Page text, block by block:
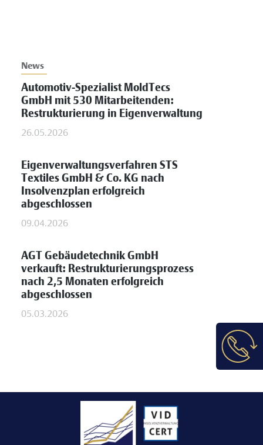
News
Automotiv-Spezialist MoldTecs
GmbH mit 530 Mitarbeitenden:
Restrukturierung in Eigenverwaltung
26.05.2026
Eigenverwaltungsverfahren STS
Textiles GmbH & Co. KG nach
Insolvenzplan erfolgreich
abgeschlossen
09.04.2026
AGT Gebäudetechnik GmbH
verkauft: Restrukturierungsprozess
nach 2,5 Monaten erfolgreich
abgeschlossen
05.03.2026